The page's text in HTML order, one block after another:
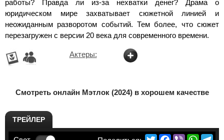
работы? Правда ли из-за нехватки денег? Драма о
юридическом мире захватывает сюжетной линией и
неожиданным разворотом событий. Тем более, что сюжет
перезагружен с версии 20 века для современного времени.
Актеры:
Смотреть онлайн Мэтлок (2024) в хорошем качестве
ТРЕЙЛЕР
TwitterFacebook
Viber